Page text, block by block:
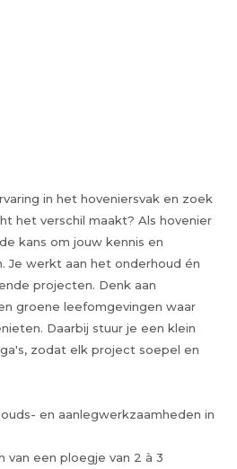
in het hoveniersvak en zoek
het verschil maakt? Als hovenier
kans om jouw kennis en
Je werkt aan het onderhoud én
projecten. Denk aan
groene leefomgevingen waar
Daarbij stuur je een klein
zodat elk project soepel en
en aanlegwerkzaamheden in
van een ploegje van 2 à 3